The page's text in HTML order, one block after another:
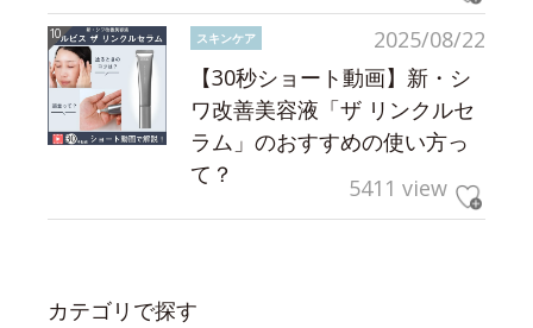
2025/08/22
スキンケア
【30秒ショート動画】新・シ
ワ改善美容液「ザ リンクルセ
ラム」のおすすめの使い方っ
て？
5411 view
カテゴリで探す